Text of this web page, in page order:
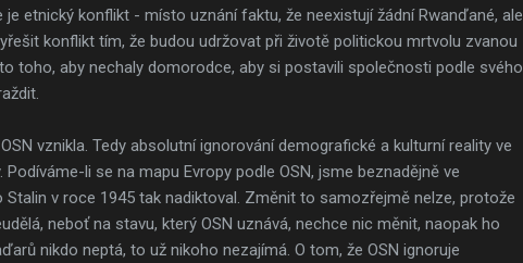
je etnický konflikt - místo uznání faktu, že neexistují žádní Rwanďané, ale
konflikt tím, že budou udržovat při životě politickou mrtvolu zvanou
toho, aby nechaly domorodce, aby si postavili společnosti podle svého
vznikla. Tedy absolutní ignorování demografické a kulturní reality ve
li se na mapu Evropy podle OSN, jsme beznadějně ve
v roce 1945 tak nadiktoval. Změnit to samozřejmě nelze, protože
neboť na stavu, který OSN uznává, nechce nic měnit, naopak ho
nikdo neptá, to už nikoho nezajímá. O tom, že OSN ignoruje